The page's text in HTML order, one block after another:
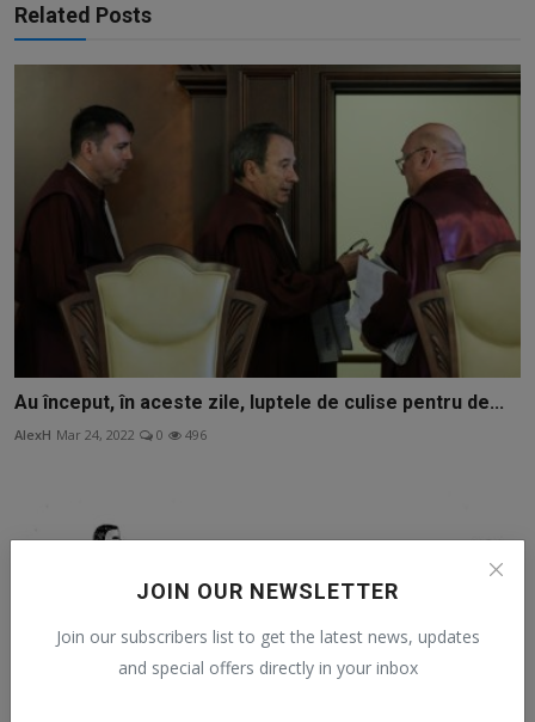
JOIN OUR NEWSLETTER
Join our subscribers list to get the latest news, updates
and special offers directly in your inbox
Related Posts
Au început, în aceste zile, luptele de culise pentru de...
AlexH Mar 24, 2022 0 496